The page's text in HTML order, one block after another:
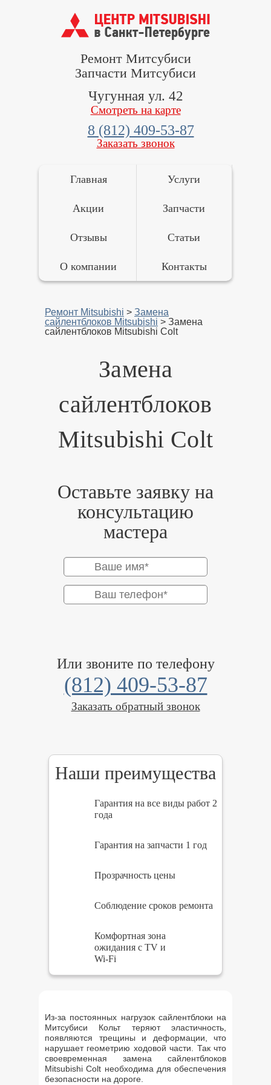
Ремонт Митсубиси
Запчасти Митсубиси
Чугунная ул. 42
Смотреть на карте
8 (812) 409-53-87
Заказать звонок
Главная
Акции
Услуги
Запчасти
Отзывы Статьи
О компании Контакты
Ремонт Mitsubishi > Замена
сайлентблоков Mitsubishi > Замена
сайлентблоков Mitsubishi Colt
Замена
сайлентблоков
Mitsubishi Colt
Оставьте заявку на
консультацию
мастера
Или звоните по телефону
(812) 409-53-87
Заказать обратный звонок
Наши преимущества
Гарантия на все виды работ 2
года
Гарантия на запчасти 1 год
Прозрачность цены
Соблюдение сроков ремонта
Комфортная зона
ожидания с TV и
Wi-Fi
Из-за постоянных нагрузок сайлентблоки на
Митсубиси Кольт теряют эластичность,
появляются трещины и деформации, что
нарушает геометрию ходовой части. Так что
своевременная замена сайлентблоков
Mitsubishi Colt необходима для обеспечения
безопасности на дороге.